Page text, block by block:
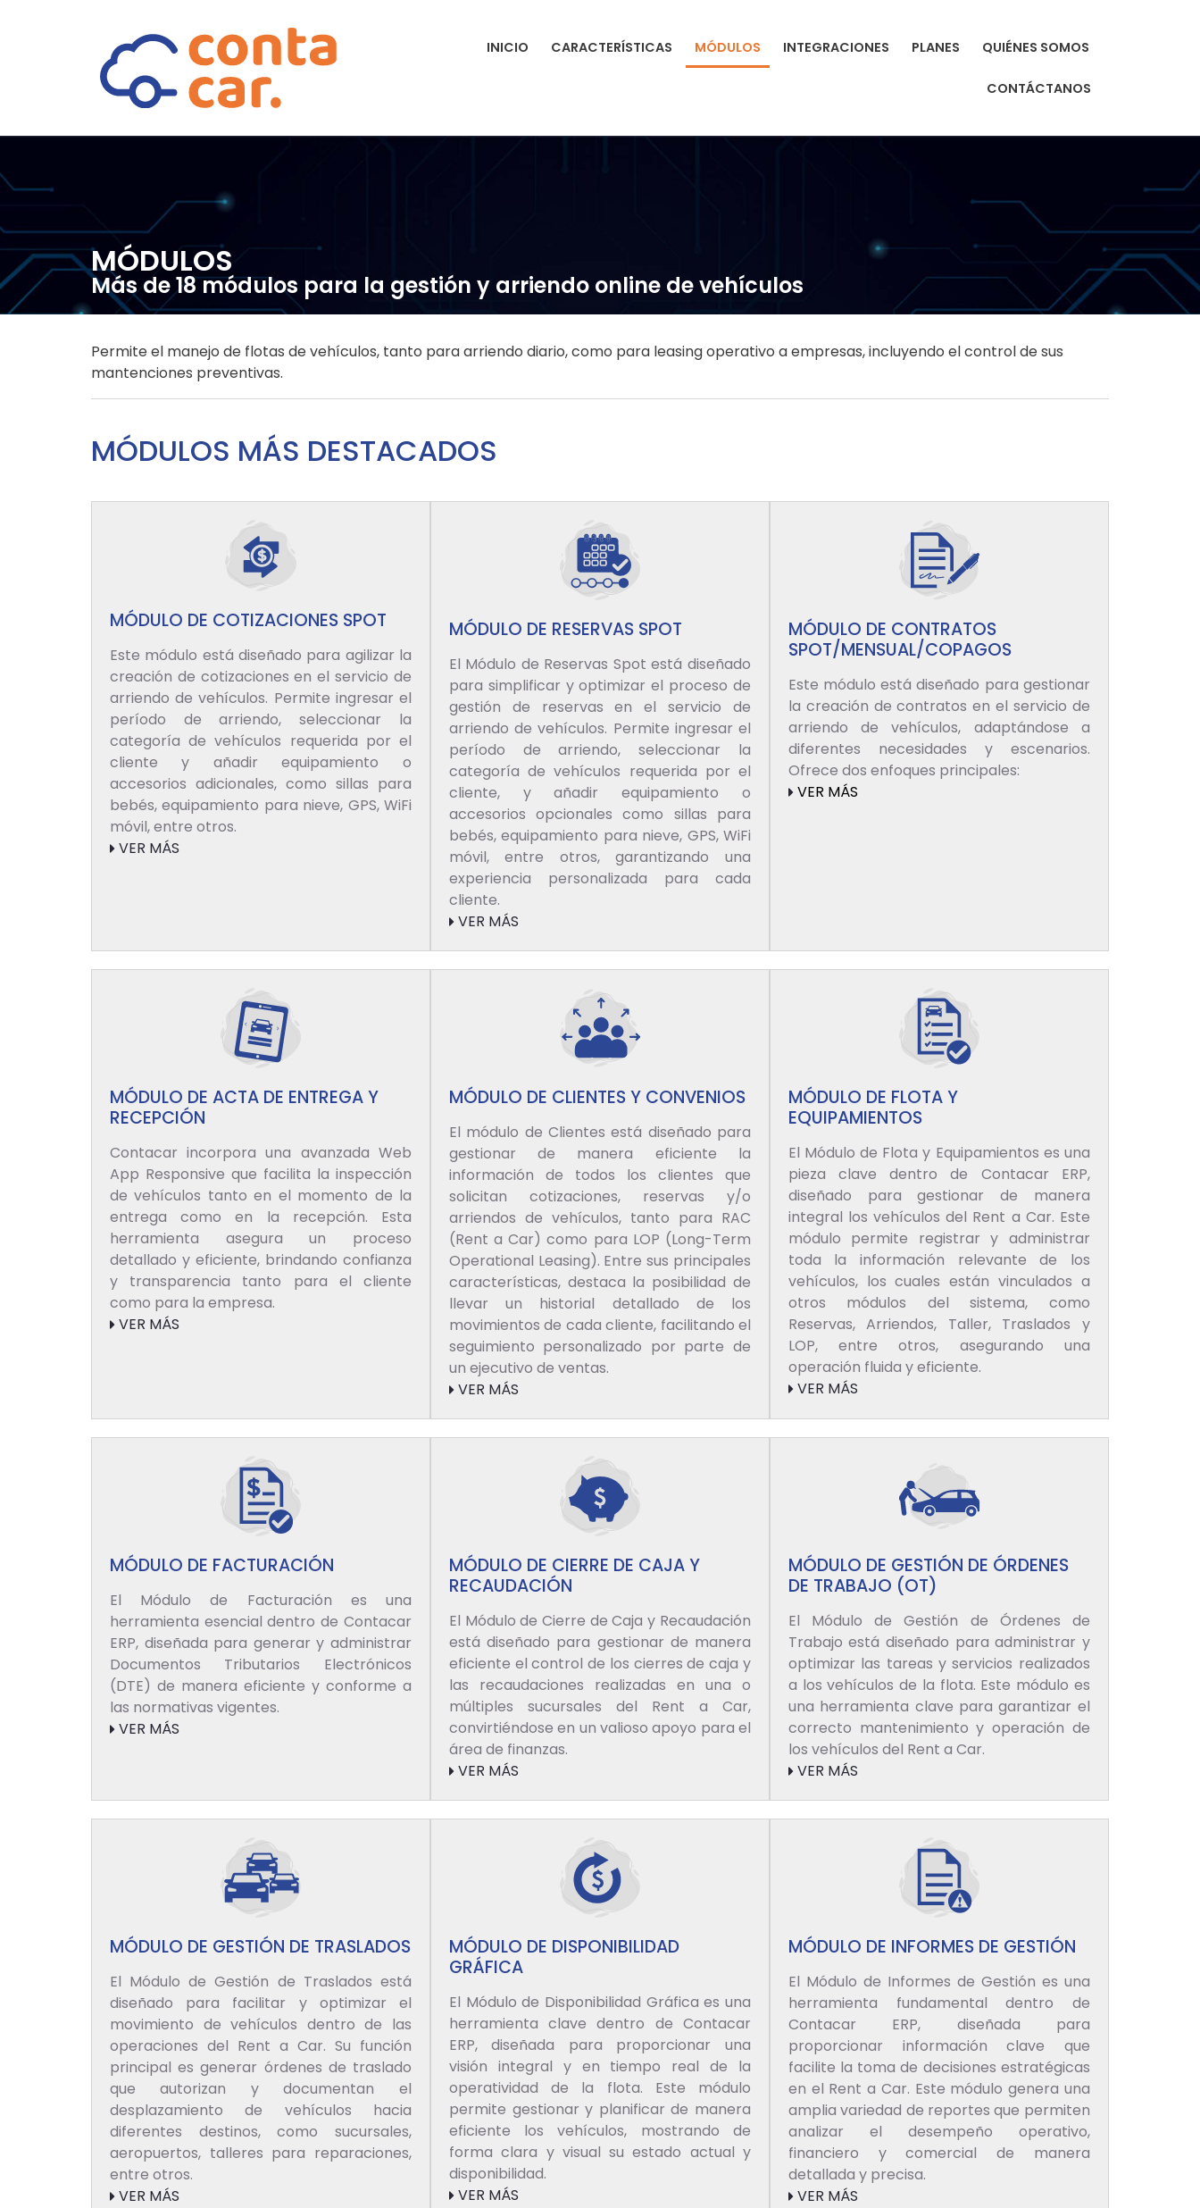
INICIO CARACTERÍSTICAS MÓDULOS INTEGRACIONES PLANES QUIÉNES SOMOS
CONTÁCTANOS
MÓDULOS
Más de 18 módulos para la gestión y arriendo online de vehículos
Permite el manejo de flotas de vehículos, tanto para arriendo diario, como para leasing operativo a empresas, incluyendo el control de sus
mantenciones preventivas.
MÓDULOS MÁS DESTACADOS
MÓDULO DE COTIZACIONES SPOT
Este módulo está diseñado para agilizar la
creación de cotizaciones en el servicio de
arriendo de vehículos. Permite ingresar el
período de arriendo, seleccionar la
categoría de vehículos requerida por el
cliente y añadir equipamiento o
accesorios adicionales, como sillas para
bebés, equipamiento para nieve, GPS, WiFi
móvil, entre otros.
VER MÁS
MÓDULO DE RESERVAS SPOT
El Módulo de Reservas Spot está diseñado
para simplificar y optimizar el proceso de
gestión de reservas en el servicio de
arriendo de vehículos. Permite ingresar el
período de arriendo, seleccionar la
categoría de vehículos requerida por el
cliente, y añadir equipamiento o
accesorios opcionales como sillas para
bebés, equipamiento para nieve, GPS, WiFi
móvil, entre otros, garantizando una
experiencia personalizada para cada
cliente.
VER MÁS
MÓDULO DE CONTRATOS
SPOT/MENSUAL/COPAGOS
Este módulo está diseñado para gestionar
la creación de contratos en el servicio de
arriendo de vehículos, adaptándose a
diferentes necesidades y escenarios.
Ofrece dos enfoques principales:
VER MÁS
MÓDULO DE ACTA DE ENTREGA Y
RECEPCIÓN
Contacar incorpora una avanzada Web
App Responsive que facilita la inspección
de vehículos tanto en el momento de la
entrega como en la recepción. Esta
herramienta asegura un proceso
detallado y eficiente, brindando confianza
y transparencia tanto para el cliente
como para la empresa.
VER MÁS
MÓDULO DE CLIENTES Y CONVENIOS
El módulo de Clientes está diseñado para
gestionar de manera eficiente la
información de todos los clientes que
solicitan cotizaciones, reservas y/o
arriendos de vehículos, tanto para RAC
(Rent a Car) como para LOP (Long-Term
Operational Leasing). Entre sus principales
características, destaca la posibilidad de
llevar un historial detallado de los
movimientos de cada cliente, facilitando el
seguimiento personalizado por parte de
un ejecutivo de ventas.
VER MÁS
MÓDULO DE FLOTA Y
EQUIPAMIENTOS
El Módulo de Flota y Equipamientos es una
pieza clave dentro de Contacar ERP,
diseñado para gestionar de manera
integral los vehículos del Rent a Car. Este
módulo permite registrar y administrar
toda la información relevante de los
vehículos, los cuales están vinculados a
otros módulos del sistema, como
Reservas, Arriendos, Taller, Traslados y
LOP, entre otros, asegurando una
operación fluida y eficiente.
VER MÁS
MÓDULO DE FACTURACIÓN
El Módulo de Facturación es una
herramienta esencial dentro de Contacar
ERP, diseñada para generar y administrar
Documentos Tributarios Electrónicos
(DTE) de manera eficiente y conforme a
las normativas vigentes.
VER MÁS
MÓDULO DE CIERRE DE CAJA Y
RECAUDACIÓN
El Módulo de Cierre de Caja y Recaudación
está diseñado para gestionar de manera
eficiente el control de los cierres de caja y
las recaudaciones realizadas en una o
múltiples sucursales del Rent a Car,
convirtiéndose en un valioso apoyo para el
área de finanzas.
VER MÁS
MÓDULO DE GESTIÓN DE ÓRDENES
DE TRABAJO (OT)
El Módulo de Gestión de Órdenes de
Trabajo está diseñado para administrar y
optimizar las tareas y servicios realizados
a los vehículos de la flota. Este módulo es
una herramienta clave para garantizar el
correcto mantenimiento y operación de
los vehículos del Rent a Car.
VER MÁS
MÓDULO DE GESTIÓN DE TRASLADOS
El Módulo de Gestión de Traslados está
diseñado para facilitar y optimizar el
movimiento de vehículos dentro de las
operaciones del Rent a Car. Su función
principal es generar órdenes de traslado
que autorizan y documentan el
desplazamiento de vehículos hacia
diferentes destinos, como sucursales,
aeropuertos, talleres para reparaciones,
entre otros.
VER MÁS
MÓDULO DE DISPONIBILIDAD
GRÁFICA
El Módulo de Disponibilidad Gráfica es una
herramienta clave dentro de Contacar
ERP, diseñada para proporcionar una
visión integral y en tiempo real de la
operatividad de la flota. Este módulo
permite gestionar y planificar de manera
eficiente los vehículos, mostrando de
forma clara y visual su estado actual y
disponibilidad.
VER MÁS
MÓDULO DE INFORMES DE GESTIÓN
El Módulo de Informes de Gestión es una
herramienta fundamental dentro de
Contacar ERP, diseñada para
proporcionar información clave que
facilite la toma de decisiones estratégicas
en el Rent a Car. Este módulo genera una
amplia variedad de reportes que permiten
analizar el desempeño operativo,
financiero y comercial de manera
detallada y precisa.
VER MÁS